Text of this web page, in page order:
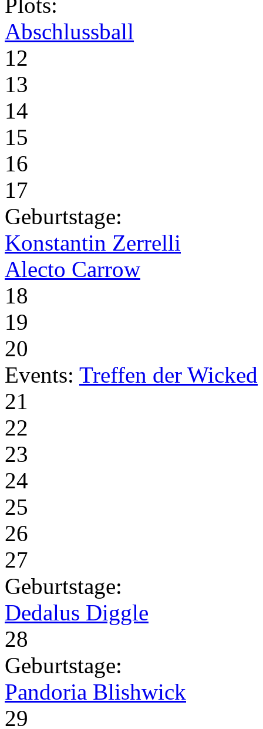
Abschlussball
12
13
14
15
16
17
Geburtstage:
Konstantin Zerrelli
Alecto Carrow
18
19
20
Events: Treffen der Wicked
21
22
23
24
25
26
27
Geburtstage:
Dedalus Diggle
28
Geburtstage:
Pandoria Blishwick
29